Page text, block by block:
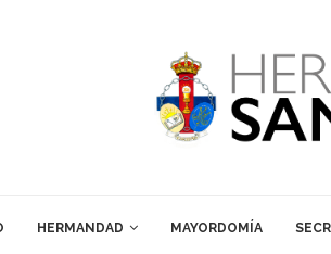
HERMANDAD MAYORDOMÍA